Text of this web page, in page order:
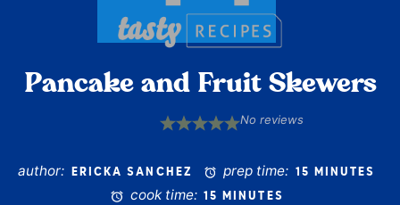
Pancake and Fruit Skewers
5
4
3
2
1
No reviews
author: ERICKA SANCHEZ prep time: 15 MINUTES
cook time: 15 MINUTES